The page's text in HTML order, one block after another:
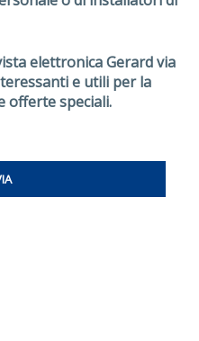
elettronica Gerard via
e utili per la
offerte speciali.